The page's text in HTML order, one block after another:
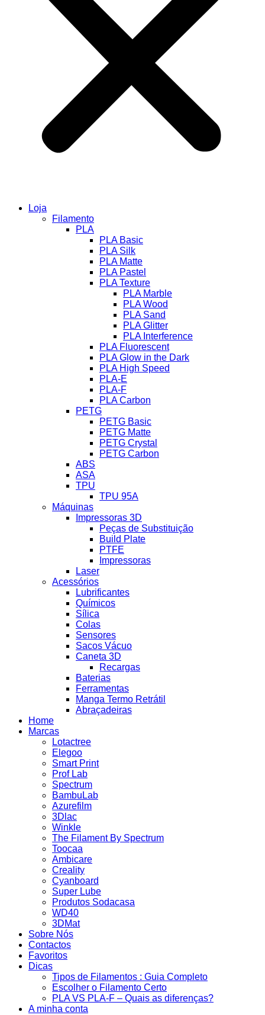
Loja
Filamento
PLA
PLA Basic
PLA Silk
PLA Matte
PLA Pastel
PLA Texture
PLA Marble
PLA Wood
PLA Sand
PLA Glitter
PLA Interference
PLA Fluorescent
PLA Glow in the Dark
PLA High Speed
PLA-E
PLA-F
PLA Carbon
PETG
PETG Basic
PETG Matte
PETG Crystal
PETG Carbon
ABS
ASA
TPU
TPU 95A
Máquinas
Impressoras 3D
Peças de Substituição
Build Plate
PTFE
Impressoras
Laser
Acessórios
Lubrificantes
Químicos
Sílica
Colas
Sensores
Sacos Vácuo
Caneta 3D
Recargas
Baterias
Ferramentas
Manga Termo Retrátil
Abraçadeiras
Home
Marcas
Lotactree
Elegoo
Smart Print
Prof Lab
Spectrum
BambuLab
Azurefilm
3Dlac
Winkle
The Filament By Spectrum
Toocaa
Ambicare
Creality
Cyanboard
Super Lube
Produtos Sodacasa
WD40
3DMat
Sobre Nós
Contactos
Favoritos
Dicas
Tipos de Filamentos : Guia Completo
Escolher o Filamento Certo
PLA VS PLA-F – Quais as diferenças?
A minha conta